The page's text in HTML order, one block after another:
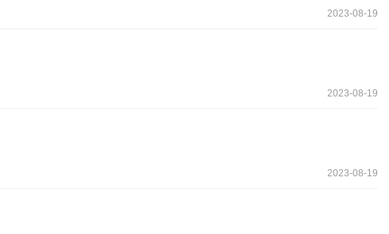
2023-08-19
2023-08-19
2023-08-19